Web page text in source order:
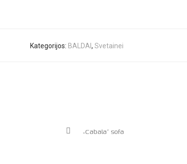
Kategorijos: BALDAI , Svetainei
„Cabala” sofa